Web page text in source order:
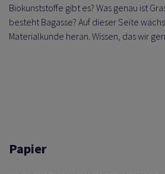
Biokunststoffe gibt es? Was genau ist
besteht Bagasse? Auf dieser Seite
Materialkunde heran. Wissen, das wir
Papier